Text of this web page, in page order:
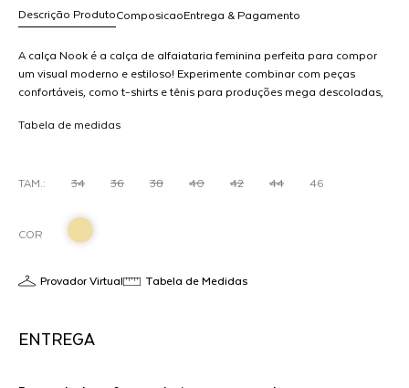
Composicao
Descrição Produto Entrega & Pagamento
A calça Nook é a calça de alfaiataria feminina perfeita para compor
um visual moderno e estiloso! Experimente combinar com peças
confortáveis, como t-shirts e tênis para produções mega descoladas,
tem cós diferente tornando-a ainda mais moderna. Fabricada com
corte moderno e diferenciado, ela pode ser usada em diversas
sofisticação. MODELO VESTE 36
Tabela de medidas
TAM.: 34 36 38 40 42 44 46
COR
Provador Virtual Tabela de Medidas
ENTREGA